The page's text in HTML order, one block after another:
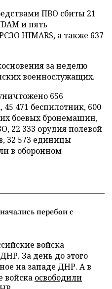
ПВО сбиты 21
и пять
HIMARS, а также 637
за неделю
военнослужащих.
656
45 471 беспилотник, 600
боевых бронемашин,
22 333 орудия полевой
32 573 единицы
в оборонном
перебои с
войска
За день до этого
на западе ДНР. А в
войска освободили